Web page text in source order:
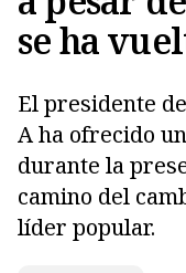
se ha
El presidente
A ha ofrecido
durante la
camino del
líder popular.